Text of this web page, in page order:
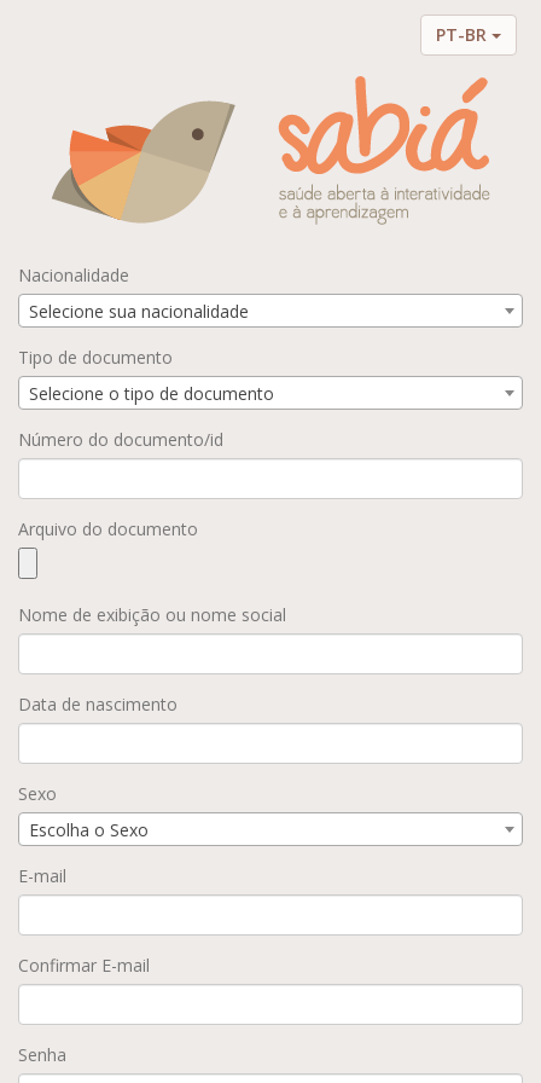
PT-BR
Nacionalidade
Selecione sua nacionalidade
Tipo de documento
Selecione o tipo de documento
Número do documento/id
Arquivo do documento
Nome de exibição ou nome social
Data de nascimento
Sexo
Escolha o Sexo
E-mail
Confirmar E-mail
Senha